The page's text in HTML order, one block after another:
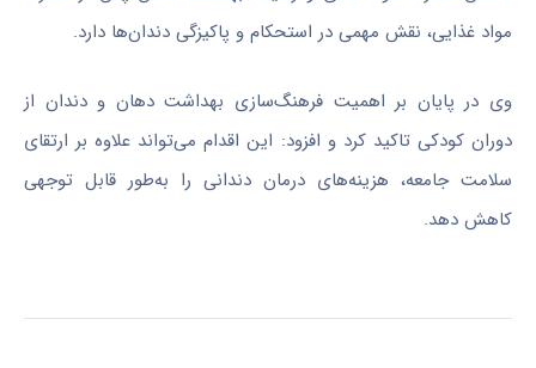
مواد غذایی، نقش مهمی در استحکام و پاکیزگی دندان‌ها دارد.
وی در پایان بر اهمیت فرهنگ‌سازی بهداشت دهان و دندان از
دوران کودکی تاکید کرد و افزود: این اقدام می‌تواند علاوه بر ارتقای
سلامت جامعه، هزینه‌های درمان دندانی را به‌طور قابل توجهی
کاهش دهد.